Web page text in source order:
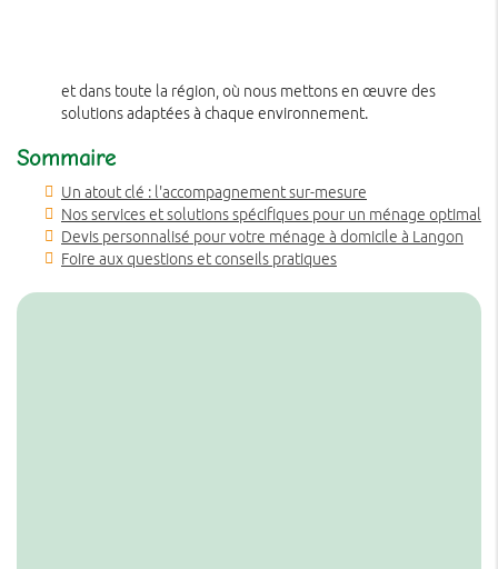
et dans toute la région, où nous mettons en œuvre des
solutions adaptées à chaque environnement.
Sommaire
Un atout clé : l'accompagnement sur-mesure
Nos services et solutions spécifiques pour un ménage optimal
Devis personnalisé pour votre ménage à domicile à Langon
Foire aux questions et conseils pratiques